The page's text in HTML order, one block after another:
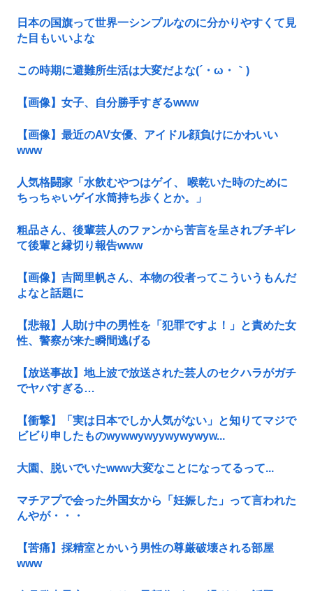
日本の国旗って世界一シンプルなのに分かりやすくて見
た目もいいよな
この時期に避難所生活は大変だよな(´・ω・｀)
【画像】女子、自分勝手すぎるwww
【画像】最近のAV女優、アイドル顔負けにかわいい
www
人気格闘家「水飲むやつはゲイ、 喉乾いた時のために
ちっちゃいゲイ水筒持ち歩くとか。」
粗品さん、後輩芸人のファンから苦言を呈されブチギレ
て後輩と縁切り報告www
【画像】吉岡里帆さん、本物の役者ってこういうもんだ
よなと話題に
【悲報】人助け中の男性を「犯罪ですよ！」と責めた女
性、警察が来た瞬間逃げる
【放送事故】地上波で放送された芸人のセクハラがガチ
でヤバすぎる…
【衝撃】「実は日本でしか人気がない」と知りてマジで
ビビり申したものwywwywyywywywyw...
大園、脱いでいたwww大変なことになってるって...
マチアプで会った外国女から「妊娠した」って言われた
んやが・・・
【苦痛】採精室とかいう男性の尊厳破壊される部屋
www